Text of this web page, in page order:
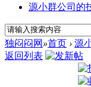
源小群公司的
独闷闷网 »首页 › 源
返回列表